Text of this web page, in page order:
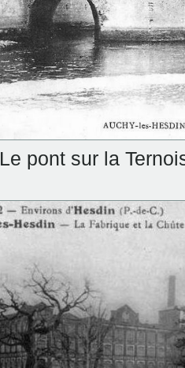
Le pont sur la